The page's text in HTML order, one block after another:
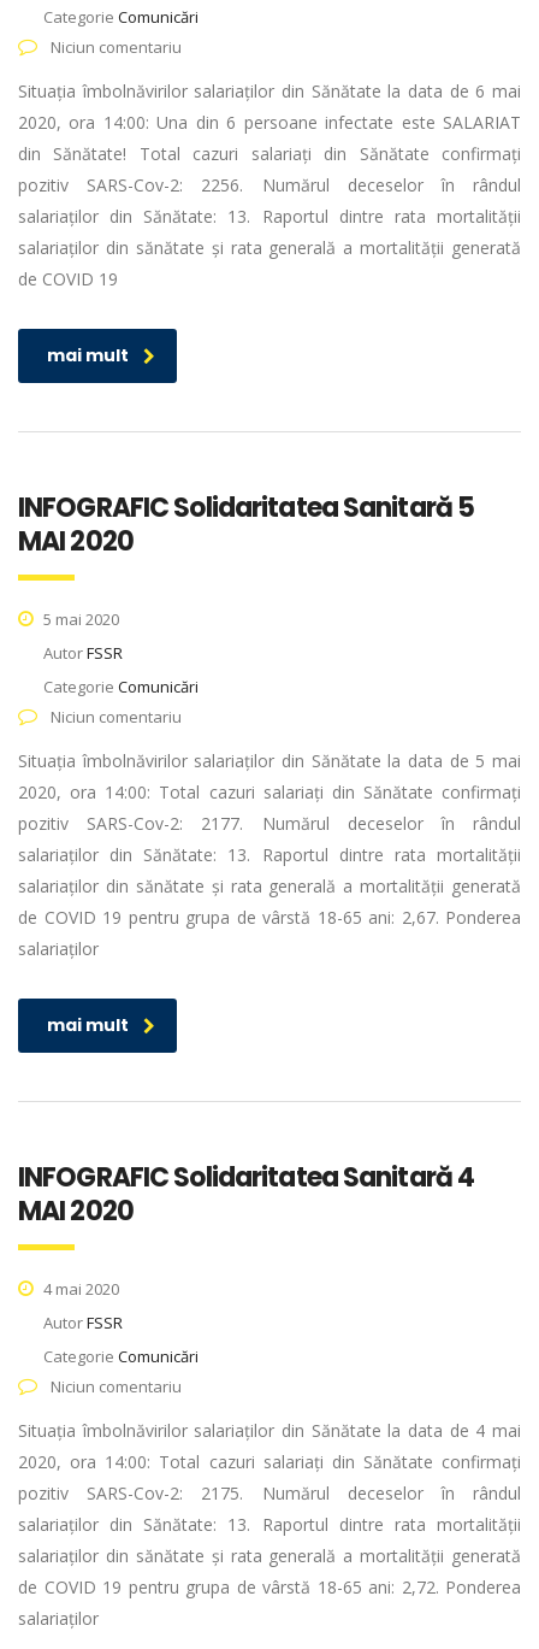
Categorie Comunicări
Niciun comentariu
Situația îmbolnăvirilor salariaților din Sănătate la data de 6 mai
2020, ora 14:00: Una din 6 persoane infectate este SALARIAT
din Sănătate! Total cazuri salariați din Sănătate confirmați
pozitiv SARS-Cov-2: 2256. Numărul deceselor în rândul
salariaților din Sănătate: 13. Raportul dintre rata mortalității
salariaților din sănătate și rata generală a mortalității generată
de COVID 19
mai mult
INFOGRAFIC Solidaritatea Sanitară 5
MAI 2020
5 mai 2020
AutorFSSR
Categorie Comunicări
Niciun comentariu
Situația îmbolnăvirilor salariaților din Sănătate la data de 5 mai
2020, ora 14:00: Total cazuri salariați din Sănătate confirmați
pozitiv SARS-Cov-2: 2177. Numărul deceselor în rândul
salariaților din Sănătate: 13. Raportul dintre rata mortalității
salariaților din sănătate și rata generală a mortalității generată
de COVID 19 pentru grupa de vârstă 18-65 ani: 2,67. Ponderea
salariaților
mai mult
INFOGRAFIC Solidaritatea Sanitară 4
MAI 2020
4 mai 2020
AutorFSSR
Categorie Comunicări
Niciun comentariu
Situația îmbolnăvirilor salariaților din Sănătate la data de 4 mai
2020, ora 14:00: Total cazuri salariați din Sănătate confirmați
pozitiv SARS-Cov-2: 2175. Numărul deceselor în rândul
salariaților din Sănătate: 13. Raportul dintre rata mortalității
salariaților din sănătate și rata generală a mortalității generată
de COVID 19 pentru grupa de vârstă 18-65 ani: 2,72. Ponderea
salariaților